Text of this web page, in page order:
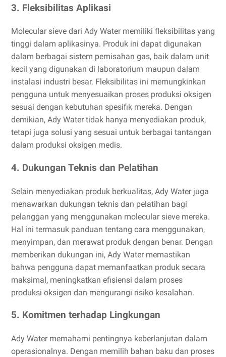
3. Fleksibilitas Aplikasi
Molecular sieve dari Ady Water memiliki fleksibilitas yang
tinggi dalam aplikasinya. Produk ini dapat digunakan
dalam berbagai sistem pemisahan gas, baik dalam unit
kecil yang digunakan di laboratorium maupun dalam
instalasi industri besar. Fleksibilitas ini memungkinkan
pengguna untuk menyesuaikan proses produksi oksigen
sesuai dengan kebutuhan spesifik mereka. Dengan
demikian, Ady Water tidak hanya menyediakan produk,
tetapi juga solusi yang sesuai untuk berbagai tantangan
dalam produksi oksigen medis.
4. Dukungan Teknis dan Pelatihan
Selain menyediakan produk berkualitas, Ady Water juga
menawarkan dukungan teknis dan pelatihan bagi
pelanggan yang menggunakan molecular sieve mereka.
Hal ini termasuk panduan tentang cara menggunakan,
menyimpan, dan merawat produk dengan benar. Dengan
memberikan dukungan ini, Ady Water memastikan
bahwa pengguna dapat memanfaatkan produk secara
maksimal, meningkatkan efisiensi dalam proses
produksi oksigen dan mengurangi risiko kesalahan.
5. Komitmen terhadap Lingkungan
Ady Water memahami pentingnya keberlanjutan dalam
operasionalnya. Dengan memilih bahan baku dan proses